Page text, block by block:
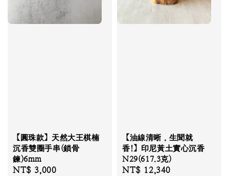
【圓珠款】天然大王棋楠
沉香雙圈手串(鎖骨
鍊)6mm
Regular
NT$ 3,000
【油線清晰，生聞就
香!】印尼黃土實心沉香
N29(617.3克)
Regular
NT$ 12,340